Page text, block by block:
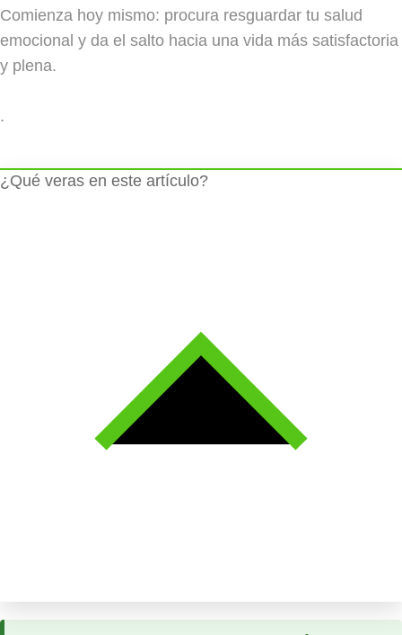
Comienza hoy mismo: procura resguardar tu salud
emocional y da el salto hacia una vida más satisfactoria
y plena.
.
¿Qué veras en este artículo?